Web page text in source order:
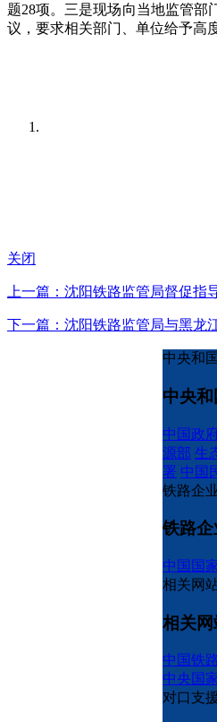
题28项。三是现场向当地监管部
议，要求相关部门、单位给予高
关闭
上一篇：沈阳铁路监管局督促
下一篇：沈阳铁路监管局与黑龙
中央和
中央
中国政
源部 生
署 中国
铁路企
铁路企
中国国
相关网
相关网
中国铁
中央国
对口支